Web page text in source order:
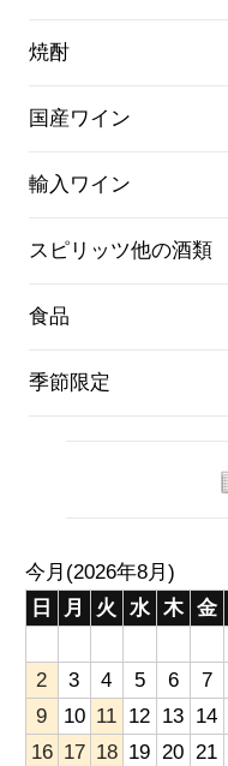
焼酎
国産ワイン
輸入ワイン
スピリッツ他の酒類
食品
季節限定
今月(2026年8月)
日
月 火 水 木 金
2
3 4 5 6 7
9
10 11 12 13 14
16 17 18 19 20 21